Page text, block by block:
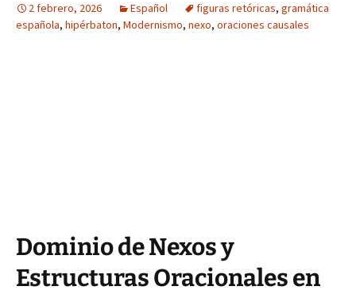
2 febrero, 2026 Español figuras retóricas, gramática
española, hipérbaton, Modernismo, nexo, oraciones causales
Dominio de Nexos y
Estructuras Oracionales en